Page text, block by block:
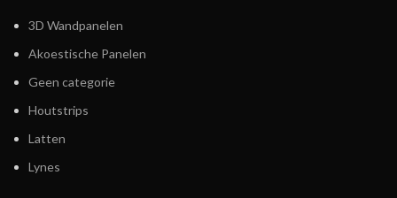
3D Wandpanelen
Akoestische Panelen
Geen categorie
Houtstrips
Latten
Lynes